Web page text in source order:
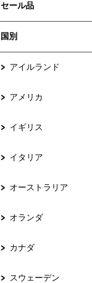
セール品
国別
アイルランド
アメリカ
イギリス
イタリア
オーストラリア
オランダ
カナダ
スウェーデン